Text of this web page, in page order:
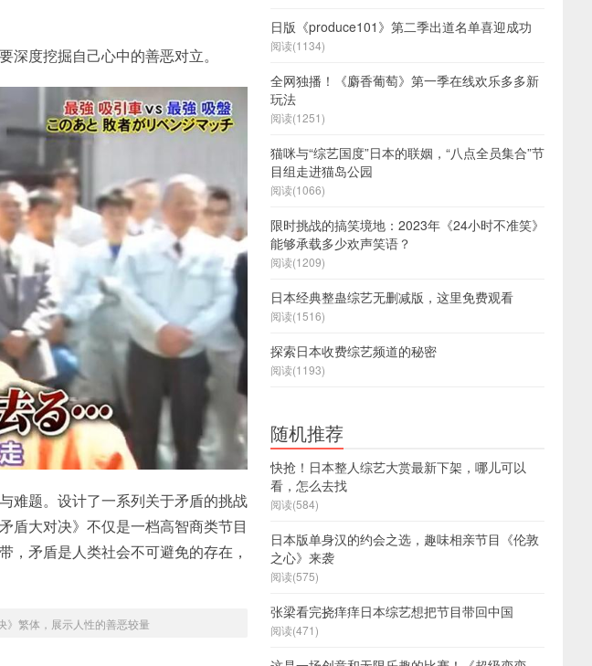
度挖掘自己心中的善恶对立。
难题。设计了一系列关于矛盾的挑战
盾大对决》不仅是一档高智商类节目
，矛盾是人类社会不可避免的存在，
》繁体，展示人性的善恶较量
日版《produce101》第二季出道名单喜迎成功
阅读(1134)
全网独播！《麝香葡萄》第一季在线欢乐多多新
玩法
阅读(1251)
猫咪与“综艺国度”日本的联姻，“八点全员集合”节
目组走进猫岛公园
阅读(1066)
限时挑战的搞笑境地：2023年《24小时不准笑》
能够承载多少欢声笑语？
阅读(1209)
日本经典整蛊综艺无删减版，这里免费观看
阅读(1516)
探索日本收费综艺频道的秘密
阅读(1193)
随机推荐
快抢！日本整人综艺大赏最新下架，哪儿可以
看，怎么去找
阅读(584)
日本版单身汉的约会之选，趣味相亲节目《伦敦
之心》来袭
阅读(575)
张梁看完挠痒痒日本综艺想把节目带回中国
阅读(471)